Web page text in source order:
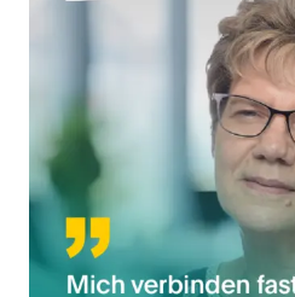
Zuschuss JobRad
Zuschuss ÖPNV
Strukturiertes
persönlichem Mentor